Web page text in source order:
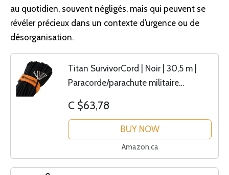
au quotidien, souvent négligés, mais qui peuvent se
révéler précieux dans un contexte d’urgence ou de
désorganisation.
Titan SurvivorCord | Noir | 30,5 m |
Paracorde/parachute militaire
brevetée de type III 550 (0,9 cm de
diamètre) avec ligne de pêche
intégrée, allume-feu et...
C $63,78
BUY NOW
Amazon.ca